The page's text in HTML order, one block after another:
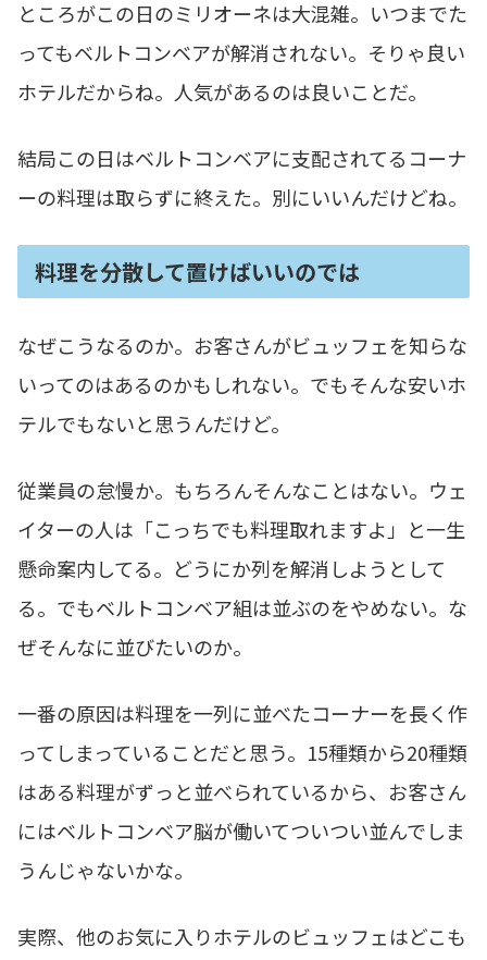
ところがこの日のミリオーネは大混雑。いつまでた
ってもベルトコンベアが解消されない。そりゃ良い
ホテルだからね。人気があるのは良いことだ。
結局この日はベルトコンベアに支配されてるコーナ
ーの料理は取らずに終えた。別にいいんだけどね。
料理を分散して置けばいいのでは
なぜこうなるのか。お客さんがビュッフェを知らな
いってのはあるのかもしれない。でもそんな安いホ
テルでもないと思うんだけど。
従業員の怠慢か。もちろんそんなことはない。ウェ
イターの人は「こっちでも料理取れますよ」と一生
懸命案内してる。どうにか列を解消しようとして
る。でもベルトコンベア組は並ぶのをやめない。な
ぜそんなに並びたいのか。
一番の原因は料理を一列に並べたコーナーを長く作
ってしまっていることだと思う。15種類から20種類
はある料理がずっと並べられているから、お客さん
にはベルトコンベア脳が働いてついつい並んでしま
うんじゃないかな。
実際、他のお気に入りホテルのビュッフェはどこも